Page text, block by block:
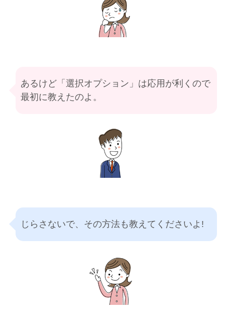
あるけど「選択オプション」は応用が利くので
最初に教えたのよ。
じらさないで、その方法も教えてくださいよ!